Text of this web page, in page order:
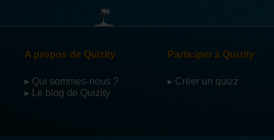
A propos de Quizity
▸ Qui sommes-nous ?
▸ Le blog de Quizity
Participer à Quizity
▸ Créer un quizz